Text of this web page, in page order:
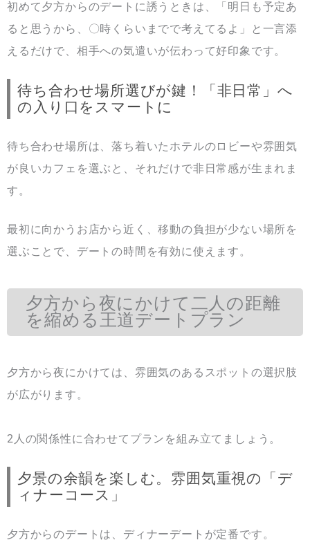
初めて夕方からのデートに誘うときは、「明日も予定あ
ると思うから、〇時くらいまでで考えてるよ」と一言添
えるだけで、相手への気遣いが伝わって好印象です。
待ち合わせ場所選びが鍵！「非日常」へ
の入り口をスマートに
待ち合わせ場所は、落ち着いたホテルのロビーや雰囲気
が良いカフェを選ぶと、それだけで非日常感が生まれま
す。
最初に向かうお店から近く、移動の負担が少ない場所を
選ぶことで、デートの時間を有効に使えます。
夕方から夜にかけて二人の距離
を縮める王道デートプラン
夕方から夜にかけては、雰囲気のあるスポットの選択肢
が広がります。
2人の関係性に合わせてプランを組み立てましょう。
夕景の余韻を楽しむ。雰囲気重視の「デ
ィナーコース」
夕方からのデートは、ディナーデートが定番です。